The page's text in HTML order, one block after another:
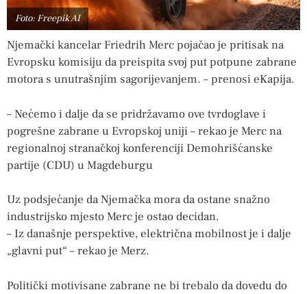
Foto: Freepik AI
Njemački kancelar Friedrih Merc pojačao je pritisak na
Evropsku komisiju da preispita svoj put potpune zabrane
motora s unutrašnjim sagorijevanjem. – prenosi eKapija.
– Nećemo i dalje da se pridržavamo ove tvrdoglave i
pogrešne zabrane u Evropskoj uniji – rekao je Merc na
regionalnoj stranačkoj konferenciji Demohrišćanske
partije (CDU) u Magdeburgu
Uz podsjećanje da Njemačka mora da ostane snažno
industrijsko mjesto Merc je ostao decidan.
– Iz današnje perspektive, električna mobilnost je i dalje
„glavni put“ – rekao je Merz.
Politički motivisane zabrane ne bi trebalo da dovedu do